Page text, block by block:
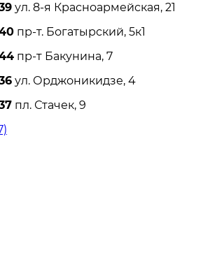
ул. 8-я Красноармейская, 21
пр-т. Богатырский, 5к1
пр-т Бакунина, 7
ул. Орджоникидзе, 4
пл. Стачек, 9